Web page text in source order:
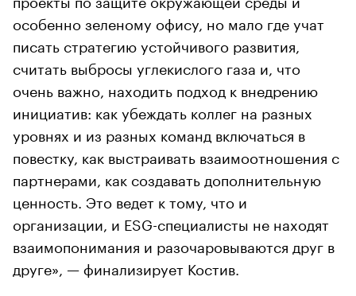
особенно зеленому офису, но мало где учат
писать стратегию устойчивого развития,
считать выбросы углекислого газа и, что
очень важно, находить подход к внедрению
инициатив: как убеждать коллег на разных
уровнях и из разных команд включаться в
повестку, как выстраивать взаимоотношения с
партнерами, как создавать дополнительную
ценность. Это ведет к тому, что и
организации, и ESG-специалисты не находят
взаимопонимания и разочаровываются друг в
друге», — финализирует Костив.